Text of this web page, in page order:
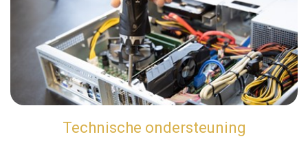
Technische ondersteuning